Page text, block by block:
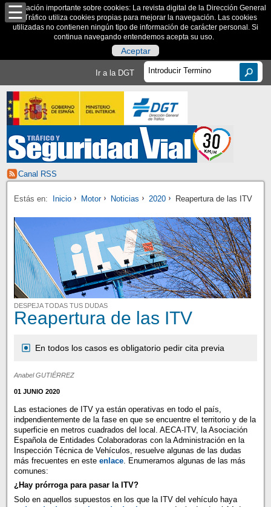
Información importante sobre cookies: La revista digital de la Dirección General
de Tráfico utiliza cookies propias para mejorar la navegación. Las cookies
utilizadas no contienen ningún tipo de información de carácter personal. Si
continua navegando entendemos acepta su uso.
Aceptar
Ir a la DGT
Canal RSS
Estás en: Inicio Motor Noticias 2020 Reapertura de las ITV
DESPEJA TODAS TUS DUDAS
Reapertura de las ITV
En todos los casos es obligatorio pedir cita previa
Anabel GUTIÉRREZ
01 JUNIO 2020
Las estaciones de ITV ya están operativas en todo el país,
indpendientemente de la fase en que se encuentre el territorio y de la
superficie en metros cuadrados del local. AECA-ITV, la Asociación
Española de Entidades Colaboradoras con la Administración en la
Inspección Técnica de Vehículos, resuelve algunas de las dudas
más frecuentes en este enlace. Enumeramos algunas de las más
comunes:
¿Hay prórroga para pasar la ITV?
Solo en aquellos supuestos en los que la ITV del vehículo haya